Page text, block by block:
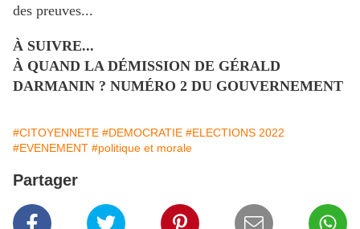
des preuves...
À SUIVRE...
À QUAND LA DÉMISSION DE GÉRALD
DARMANIN ? NUMÉRO 2 DU GOUVERNEMENT
#CITOYENNETE #DEMOCRATIE #ELECTIONS 2022
#EVENEMENT #politique et morale
Partager